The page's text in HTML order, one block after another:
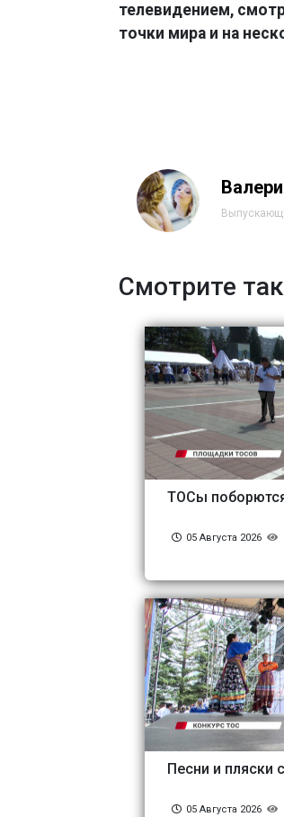
телевидением,
точки мира и на
Смотрите
ТОСы
05 Августа 2026
Песни и пляски
05 Августа 2026